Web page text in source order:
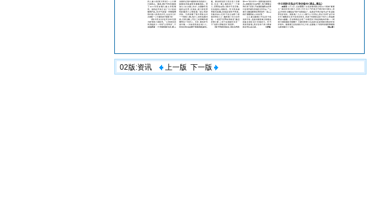
02版:资讯 上一版 下一版